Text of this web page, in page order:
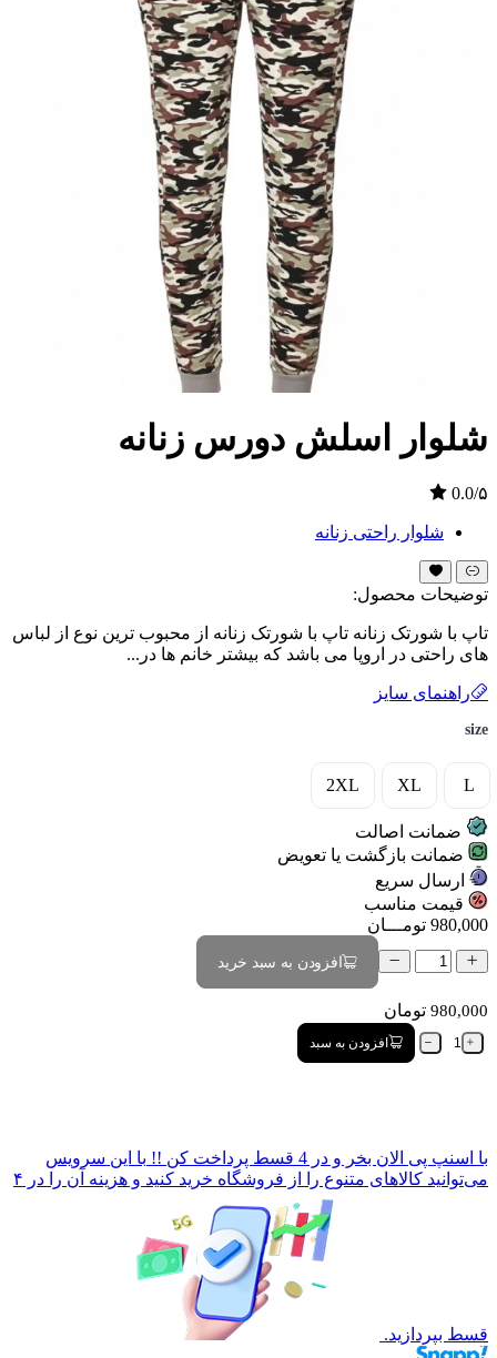
شلوار اسلش دورس زنانه
0.0/۵
شلوار راحتی زنانه
توضیحات محصول:
تاپ با شورتک زنانه تاپ با شورتک زنانه از محبوب ترین نوع از لباس
های راحتی در اروپا می باشد که بیشتر خانم ها در...
راهنمای سایز
size
L
XL
2XL
ضمانت اصالت
ضمانت بازگشت یا تعویض
ارسال سریع
قیمت مناسب
980,000 تومـــان
افزودن به سبد خرید
980,000 تومان
افزودن به سبد
با اسنپ پی الان بخر و در 4 قسط پرداخت کن !!
با این سرویس
می‌توانید کالاهای متنوع را از فروشگاه خرید کنید و هزینه آن را در ۴
قسط بپردازید.